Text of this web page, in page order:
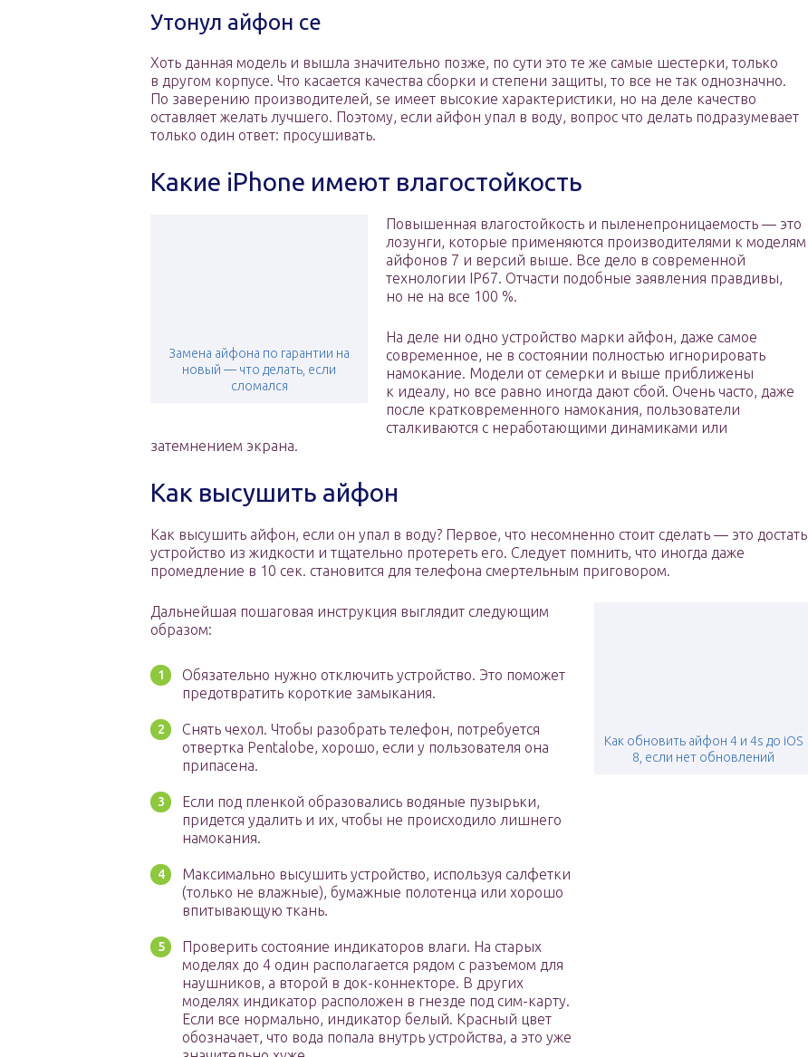
Утонул айфон се
Хоть данная модель и вышла значительно позже, по сути это те же самые шестерки, только
в другом корпусе. Что касается качества сборки и степени защиты, то все не так однозначно.
По заверению производителей, se имеет высокие характеристики, но на деле качество
оставляет желать лучшего. Поэтому, если айфон упал в воду, вопрос что делать подразумевает
только один ответ: просушивать.
Какие iPhone имеют влагостойкость
Замена айфона по гарантии на
новый — что делать, если
сломался
Повышенная влагостойкость и пыленепроницаемость — это
лозунги, которые применяются производителями к моделям
айфонов 7 и версий выше. Все дело в современной
технологии IP67. Отчасти подобные заявления правдивы,
но не на все 100 %.
На деле ни одно устройство марки айфон, даже самое
современное, не в состоянии полностью игнорировать
намокание. Модели от семерки и выше приближены
к идеалу, но все равно иногда дают сбой. Очень часто, даже
после кратковременного намокания, пользователи
сталкиваются с неработающими динамиками или
затемнением экрана.
Как высушить айфон
Как высушить айфон, если он упал в воду? Первое, что несомненно стоит сделать — это достать
устройство из жидкости и тщательно протереть его. Следует помнить, что иногда даже
промедление в 10 сек. становится для телефона смертельным приговором.
Как обновить айфон 4 и 4s до iOS
8, если нет обновлений
Дальнейшая пошаговая инструкция выглядит следующим
образом:
Обязательно нужно отключить устройство. Это поможет
предотвратить короткие замыкания.
Снять чехол. Чтобы разобрать телефон, потребуется
отвертка Pentalobe, хорошо, если у пользователя она
припасена.
Если под пленкой образовались водяные пузырьки,
придется удалить и их, чтобы не происходило лишнего
намокания.
Максимально высушить устройство, используя салфетки
(только не влажные), бумажные полотенца или хорошо
впитывающую ткань.
Проверить состояние индикаторов влаги. На старых
моделях до 4 один располагается рядом с разъемом для
наушников, а второй в док-коннекторе. В других
моделях индикатор расположен в гнезде под сим-карту.
Если все нормально, индикатор белый. Красный цвет
обозначает, что вода попала внутрь устройства, а это уже